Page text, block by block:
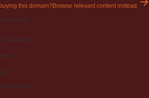
this domain?Browse relevant content instead
you buy
GoDaddy
checkout